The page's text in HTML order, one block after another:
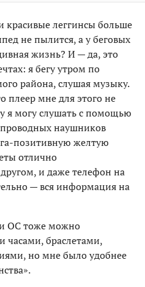
красивые леггинсы больше
не пылится, а у беговых
жизнь? И — да, это
я бегу утром по
района, слушая музыку.
плеер мне для этого не
я могу слушать с помощью
наушников
позитивную желтую
отлично
и даже телефон на
— вся информация на
и ОС тоже можно
часами, браслетами,
но мне было удобнее